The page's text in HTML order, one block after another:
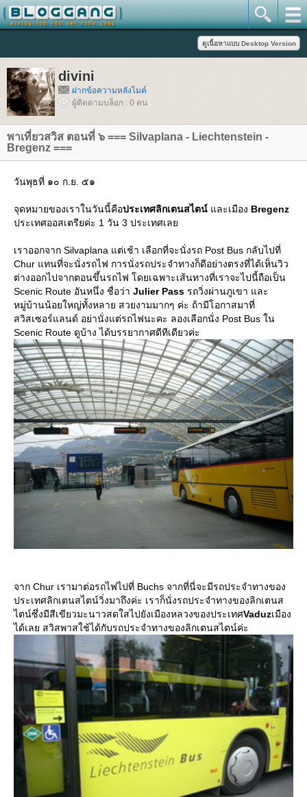
divini
ฝากข้อความหลังไมค์
ผู้ติดตามบล็อก : 0 คน
พาเที่ยวสวิส ตอนที่ ๖ === Silvaplana - Liechtenstein -
Bregenz ===
วันพุธที่ ๑๐ ก.ย. ๕๑
จุดหมายของเราในวันนี้คือประเทศลิกเตนสไตน์ ละเมือง Bregenz
ประเทศออสเตรียค่ะ 1 วัน 3 ประเทศเล
เราออกจาก Silvaplana แต่เช้า เลือกที่จะนั่งรถ Post Bus กลับไปที่
Chur แทนที่จะนั่งรถไฟ การนั่งรถประจำทางก็ดีอย่างตรงที่ได้เห็นวิว
ต่างออกไปจากตอนขึ้นรถไฟ โดยเฉพาะเส้นทางที่เราจะไปนี้ถือเป็น
Scenic Route อันหนึ่ง ชื่อว่า Julier Pass รถวิ่งผ่านภูเขา และ
หมู่บ้านน้อยใหญ่ทั้งหลาย สวยงามมากๆ ค่ะ ถ้ามีโอกาสมาที่
สวิสเซอร์แลนด์ อย่านั่งแต่รถไฟนะคะ ลองเลือกนั่ง Post Bus ใน
Scenic Route ดูบ้าง ได้บรรยากาศดีทีเดียวค่ะ
จาก Chur เรามาต่อรถไฟไปที่ Buchs จากที่นี่จะมีรถประจำทางของ
ประเทศลิกเตนสไตน์วิ่งมาถึงค่ะ เราก็นั่งรถประจำทางของลิกเตนส
ไตน์ซึ่งมีสีเขียวมะนาวสดใสไปยังเมืองหลวงของประเทศVaduzเมือง
ได้เลย สวิสพาสใช้ได้กับรถประจำทางของลิกเตนสไตน์ค่ะ